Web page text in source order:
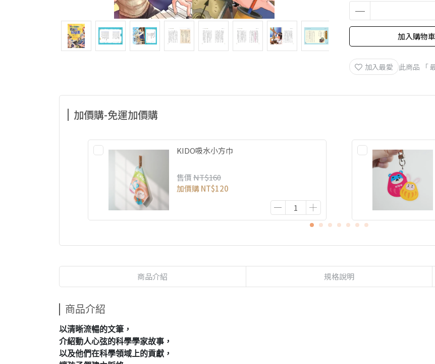
加入購物車
加入最愛 此商品 「
加價購-免運加價購
KIDO吸水小方巾
售價NT$160
加價購NT$120
商品介紹 規格說明
商品介紹
以清晰流暢的文筆，
介紹動人心弦的科學學家故事，
以及他們在科學領域上的貢獻，